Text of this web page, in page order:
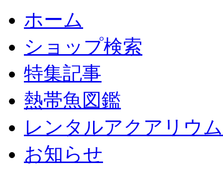
ホーム
ショップ検索
特集記事
熱帯魚図鑑
レンタルアクアリウム
お知らせ